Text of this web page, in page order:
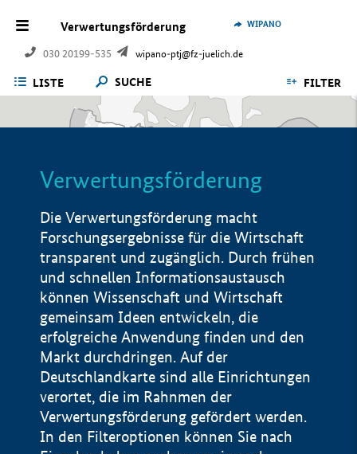
Verwertungsförderung
030 20199-535 wipano-ptj@fz-juelich.de
WIPANO
LISTE SUCHE FILTER
Verwertungsförderung
Die Verwertungsförderung macht
Forschungsergebnisse für die Wirtschaft
transparent und zugänglich. Durch frühen
und schnellen Informationsaustausch
können Wissenschaft und Wirtschaft
gemeinsam Ideen entwickeln, die
erfolgreiche Anwendung finden und den
Markt durchdringen. Auf der
Deutschlandkarte sind alle Einrichtungen
verortet, die im Rahnmen der
Verwertungsförderung gefördert werden.
In den Filteroptionen können Sie nach